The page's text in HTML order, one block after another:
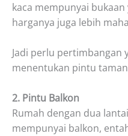
kaca mempunyai
harganya juga lebih
Jadi perlu pertimbangan
menentukan pintu
2. Pintu Balkon
Rumah dengan dua
mempunyai balkon,